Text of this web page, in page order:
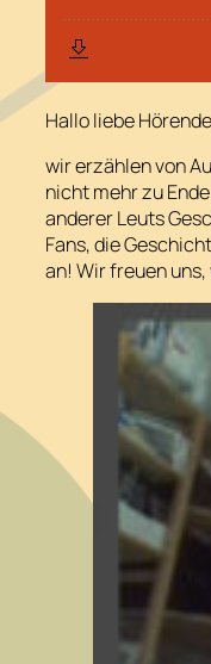
Hallo liebe
wir erzählen von
nicht mehr zu
anderer Leuts
Fans, die
an! Wir freuen